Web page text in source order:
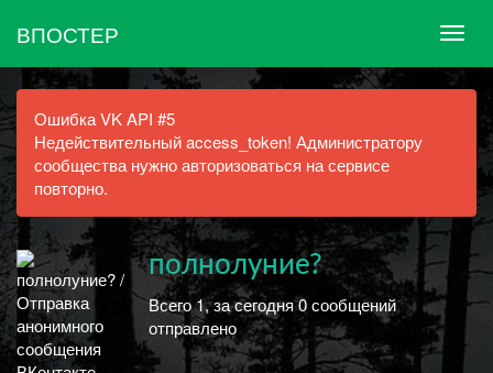
ВПОСТЕР
Ошибка VK API #5
Недействительный access_token! Администратору
сообщества нужно авторизоваться на сервисе
повторно.
полнолуние?
Всего 1, за сегодня 0 сообщений
отправлено